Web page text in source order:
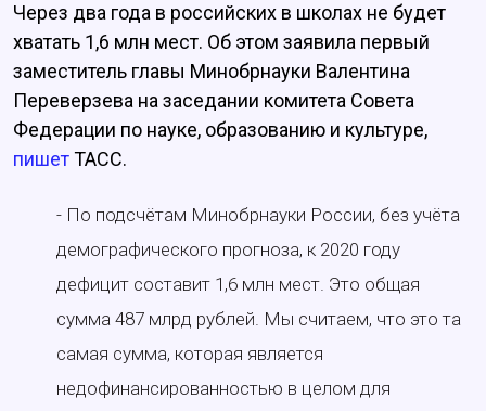
Через два года в российских в школах не будет
хватать 1,6 млн мест. Об этом заявила первый
заместитель главы Минобрнауки Валентина
Переверзева на заседании комитета Совета
Федерации по науке, образованию и культуре,
пишетТАСС.
- По подсчётам Минобрнауки России, без учёта
демографического прогноза, к 2020 году
дефицит составит 1,6 млн мест. Это общая
сумма 487 млрд рублей. Мы считаем, что это та
самая сумма, которая является
недофинансированностью в целом для